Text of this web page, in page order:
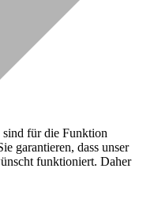
sind für die Funktion
garantieren, dass unser
funktioniert. Daher